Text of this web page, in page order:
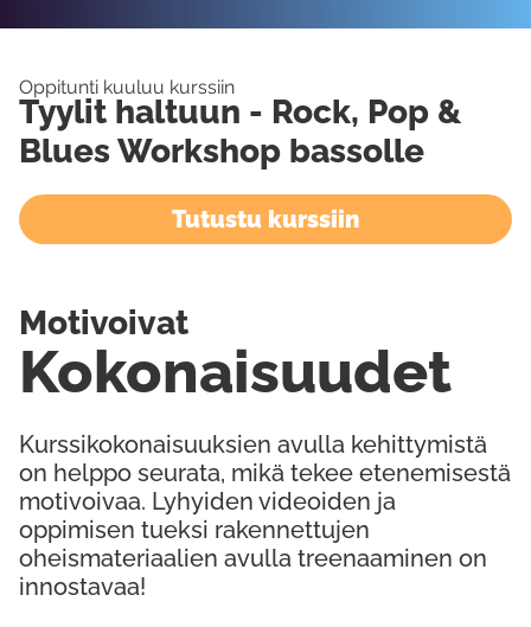
Oppitunti kuuluu kurssiin
Tyylit haltuun - Rock, Pop &
Blues Workshop bassolle
Tutustu kurssiin
Kurssikokonaisuuksien avulla kehittymistä
on helppo seurata, mikä tekee etenemisestä
motivoivaa. Lyhyiden videoiden ja
oppimisen tueksi rakennettujen
oheismateriaalien avulla treenaaminen on
innostavaa!
Kokonaisuudet
Motivoivat